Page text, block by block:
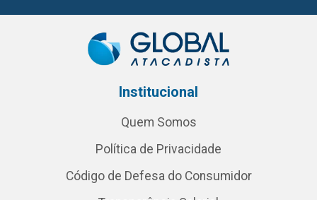
Institucional
Quem Somos
Política de Privacidade
Código de Defesa do Consumidor